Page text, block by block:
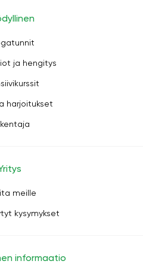
ja hengitys
harjoitukset
meille
kysymykset
informaatio